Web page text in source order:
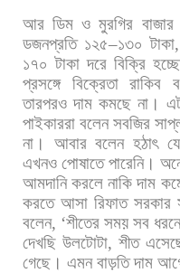
আর ডিম ও মুরগির বাজার
ডজনপ্রতি ১২৫–১৩০ টাকা
১৭০ টাকা দরে বিক্রি
প্রসঙ্গে
বিক্রেতা রাকিব
তারপরও দাম কমছে না।
পাইকাররা বলেন সবজির
না।
আবার বলেন হঠাৎ যে
এখনও পোষাতে পারেনি।
আমদানি করলে নাকি দাম
করতে আসা রিফাত সরকার
বলেন, ‘শীতের সময় সব
দেখছি উলটোটা,শীত
গেছে। এমন বাড়তি দাম